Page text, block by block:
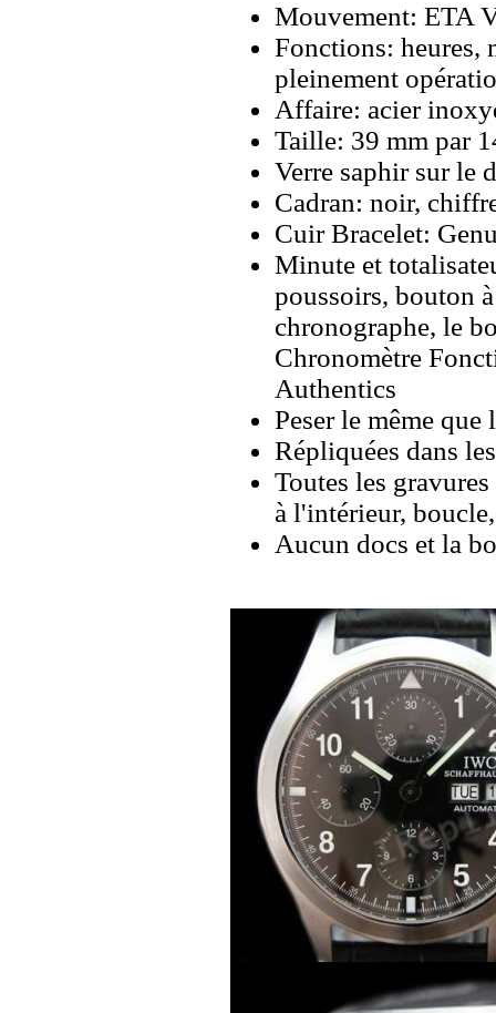
Mouvement: ETA
Fonctions: heures,
pleinement
Affaire: acier
Taille: 39 mm par
Verre saphir sur le
Cadran: noir,
Cuir Bracelet:
Minute et
poussoirs, bouton
chronographe, le
Chronomètre
Authentics
Peser le même
Répliquées dans
Toutes les
à l'intérieur,
Aucun docs et la